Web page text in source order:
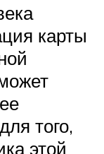
карты
того,
этой